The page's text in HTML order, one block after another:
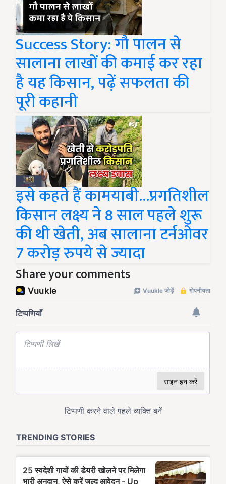
Success Story: गौ पालन से
सालाना लाखों की कमाई कर रहा
है यह किसान, पढ़ें सफलता की
पूरी कहानी
इसे कहते हैं कामयाबी...प्रगतिशील
किसान लक्ष्य ने 8 साल पहले शुरू
की थी खेती, अब सालाना टर्नओवर
7 करोड़ रुपये से ज्यादा
Share your comments